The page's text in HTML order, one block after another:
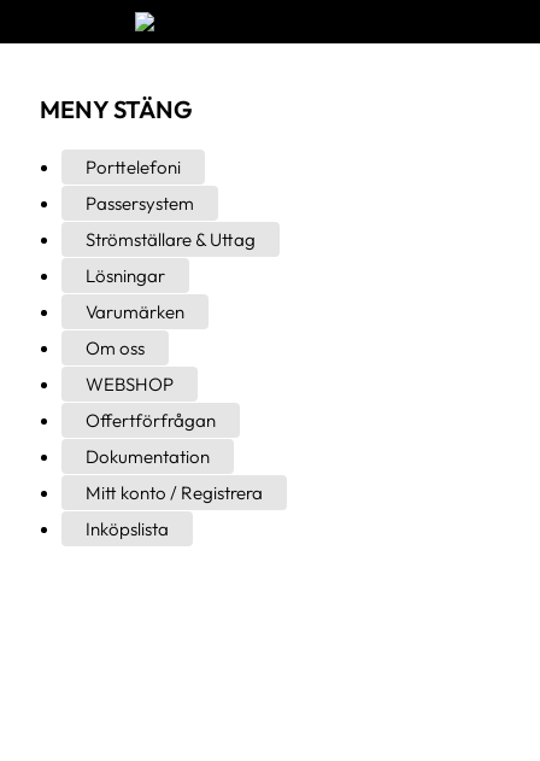
MENYSTÄNG
Porttelefoni
Passersystem
Strömställare & Uttag
Lösningar
Varumärken
Om oss
WEBSHOP
Offertförfrågan
Dokumentation
Mitt konto / Registrera
Inköpslista